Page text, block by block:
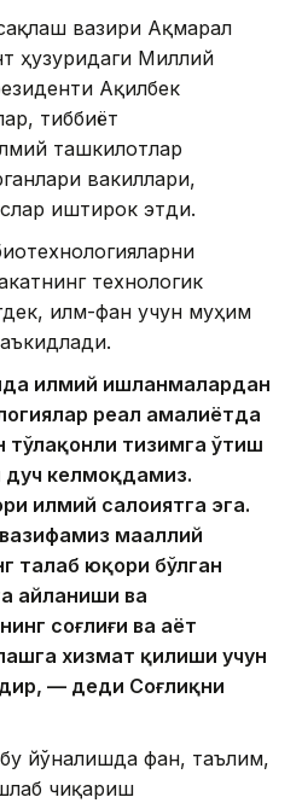
вазири Ақмарал
ҳузуридаги Миллий
Ақилбек
тиббиёт
ташкилотлар
вакиллари,
иштирок этди.
технологик
илм-фан учун муҳим
илмий ишланмалардан
реал амалиётда
тўлақонли тизимга ўтиш
дуч келмоқдамиз.
илмий салоҳиятга эга.
маҳаллий
талаб юқори бўлган
айланиши ва
соғлиғи ва ҳаёт
хизмат қилиши учун
— деди Соғлиқни
йўналишда фан, таълим,
чиқариш